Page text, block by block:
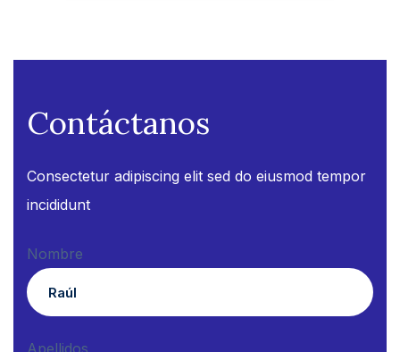
Contáctanos
Consectetur adipiscing elit sed do eiusmod tempor
incididunt
Nombre